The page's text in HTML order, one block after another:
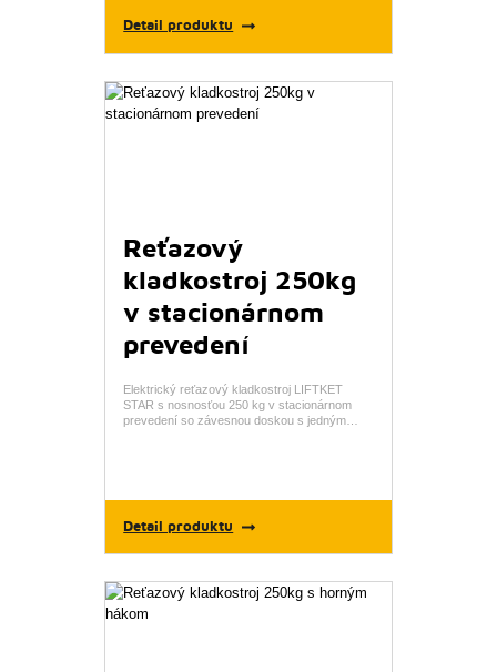
Detail produktu
Reťazový
kladkostroj 250kg
v stacionárnom
prevedení
Elektrický reťazový kladkostroj LIFTKET
STAR s nosnosťou 250 kg v stacionárnom
prevedení so závesnou doskou s jedným…
Detail produktu